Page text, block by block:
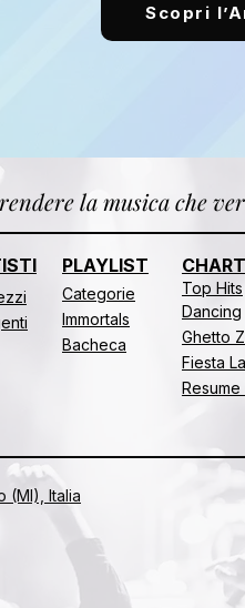
Scopri
la musica che
PLAYLIST
Categorie
Immortals
Bacheca
Top Hits
Dancing
Ghetto
Fiesta
Resume
(MI), Italia